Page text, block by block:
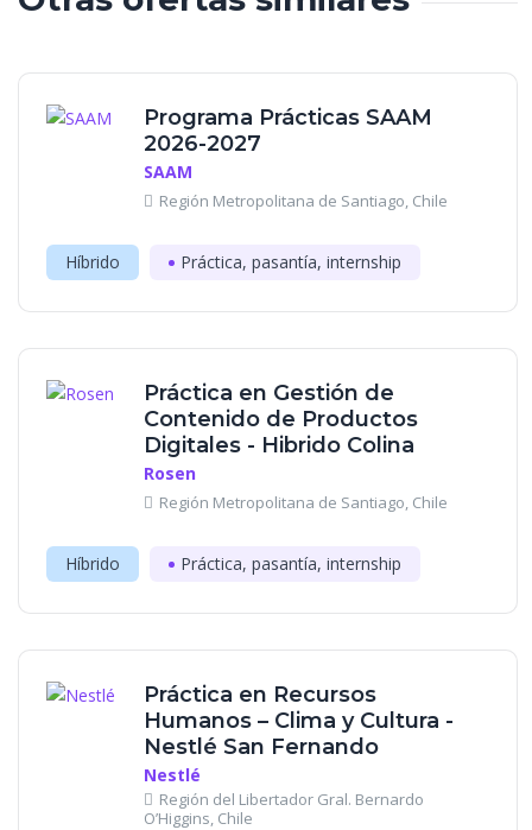
Programa Prácticas SAAM
2026-2027
SAAM
Región Metropolitana de Santiago, Chile
Híbrido Práctica, pasantía, internship
Práctica en Gestión de
Contenido de Productos
Digitales - Hibrido Colina
Rosen
Región Metropolitana de Santiago, Chile
Híbrido Práctica, pasantía, internship
Práctica en Recursos
Humanos – Clima y Cultura -
Nestlé San Fernando
Nestlé
Región del Libertador Gral. Bernardo
O’Higgins, Chile